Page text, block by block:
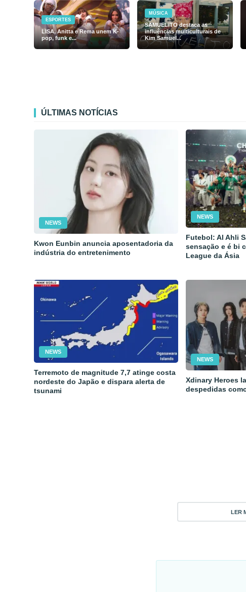
ESPORTES
LISA, Anitta e Rema unem K-
pop, funk e...
MÚSICA
SAMUELiTO destaca as
influências multiculturais de
Kim Samuel...
ÚLTIMAS NOTÍCIAS
NEWS
Kwon Eunbin anuncia aposentadoria da
indústria do entretenimento
NEWS
Futebol: Al Ahli
sensação e é bi
League da Ásia
NEWS
Terremoto de magnitude 7,7 atinge costa
nordeste do Japão e dispara alerta de
tsunami
NEWS
Xdinary Heroes
despedidas
LER